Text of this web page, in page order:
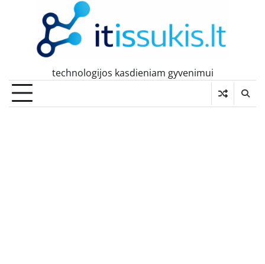
technologijos kasdieniam gyvenimui